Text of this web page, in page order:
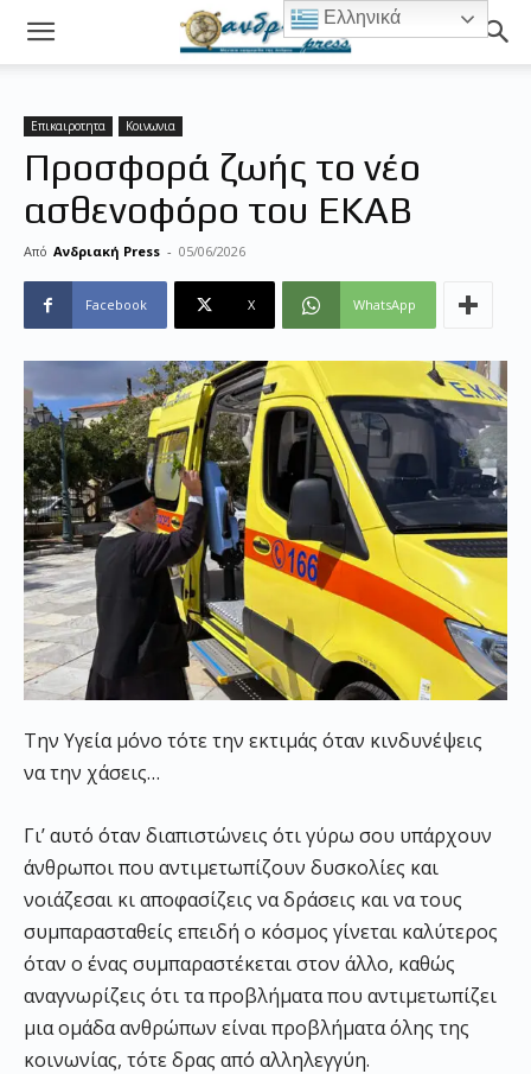
Επικαιροτητα Κοινωνια
Προσφορά ζωής το νέο
ασθενοφόρο του ΕΚΑΒ
Από Ανδριακή Press - 05/06/2026
Facebook X WhatsApp
Την Υγεία μόνο τότε την εκτιμάς όταν κινδυνέψεις
να την χάσεις…
Γι’ αυτό όταν διαπιστώνεις ότι γύρω σου υπάρχουν
άνθρωποι που αντιμετωπίζουν δυσκολίες και
νοιάζεσαι κι αποφασίζεις να δράσεις και να τους
συμπαρασταθείς επειδή ο κόσμος γίνεται καλύτερος
όταν ο ένας συμπαραστέκεται στον άλλο, καθώς
αναγνωρίζεις ότι τα προβλήματα που αντιμετωπίζει
μια ομάδα ανθρώπων είναι προβλήματα όλης της
κοινωνίας, τότε δρας από αλληλεγγύη.
Ελληνικά